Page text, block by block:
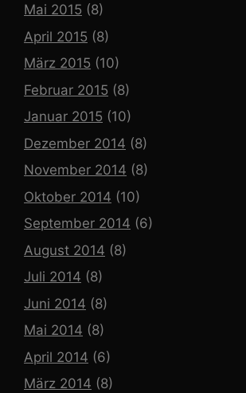
Mai 2015 (8)
April 2015 (8)
März 2015 (10)
Februar 2015 (8)
Januar 2015 (10)
Dezember 2014 (8)
November 2014 (8)
Oktober 2014 (10)
September 2014 (6)
August 2014 (8)
Juli 2014 (8)
Juni 2014 (8)
Mai 2014 (8)
April 2014 (6)
März 2014 (8)